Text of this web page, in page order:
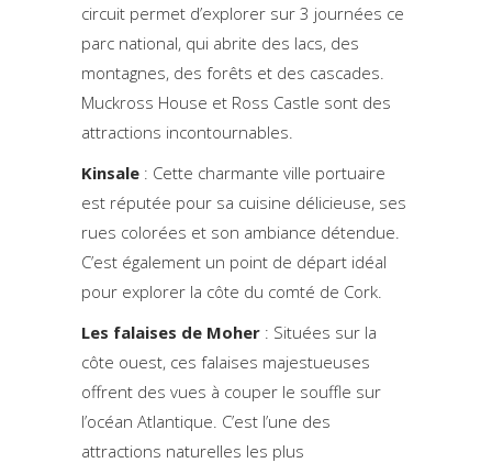
circuit permet d’explorer sur 3 journées ce
parc national, qui abrite des lacs, des
montagnes, des forêts et des cascades.
Muckross House et Ross Castle sont des
attractions incontournables.
Kinsale : Cette charmante ville portuaire
est réputée pour sa cuisine délicieuse, ses
rues colorées et son ambiance détendue.
C’est également un point de départ idéal
pour explorer la côte du comté de Cork.
Les falaises de Moher : Situées sur la
côte ouest, ces falaises majestueuses
offrent des vues à couper le souffle sur
l’océan Atlantique. C’est l’une des
attractions naturelles les plus